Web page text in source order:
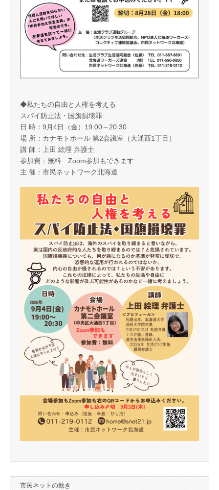
◆私たちの自由と人権を考える
スパイ防止法・国旗損壊罪
日 時：9月4日（金）19:00～20:30
場 所：カナモトホール 第2会議室（大通西1丁目）
講 師：上田 絵理 弁護士
参加費：無料 Zoom参加もできます
主 催：市民ネットワーク北海道
市民ネットの動き